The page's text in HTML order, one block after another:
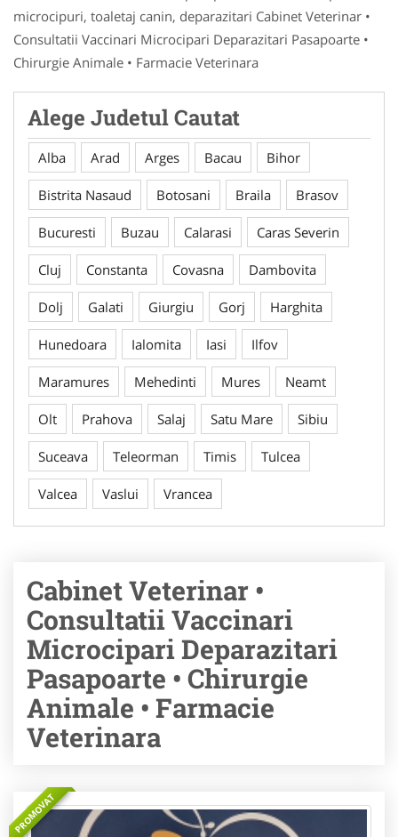
microcipuri, toaletaj canin, deparazitari Cabinet Veterinar •
Consultatii Vaccinari Microcipari Deparazitari Pasapoarte •
Chirurgie Animale • Farmacie Veterinara
Alege Judetul Cautat
Alba Arad Arges Bacau Bihor
Bistrita Nasaud Botosani Braila Brasov
Bucuresti Buzau Calarasi Caras Severin
Cluj Constanta Covasna Dambovita
Dolj Galati Giurgiu Gorj Harghita
Hunedoara Ialomita Iasi Ilfov
Maramures Mehedinti Mures Neamt
Olt Prahova Salaj Satu Mare Sibiu
Suceava Teleorman Timis Tulcea
Valcea Vaslui Vrancea
Cabinet Veterinar •
Consultatii Vaccinari
Microcipari Deparazitari
Pasapoarte • Chirurgie
Animale • Farmacie
Veterinara
PROMOVAT